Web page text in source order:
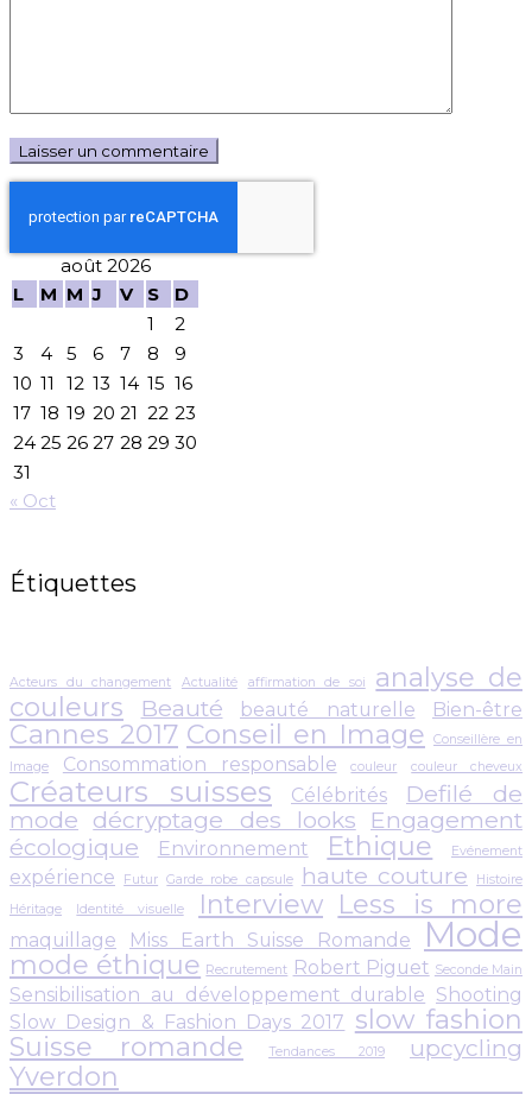
août 2026
L
M M J V S
D
1
2
3
4 5 6 7 8
9
10 11 12 13 14 15 16
17 18 19 20 21 22 23
24 25 26 27 28 29 30
31
« Oct
Étiquettes
Acteurs du changement Actualité affirmation de soi
analyse de
couleurs
Beauté beauté naturelle Bien-être
Cannes 2017 Conseil en Image
Conseillère en
Image
Consommation responsable couleur couleur cheveux
Créateurs suisses Célébrités
Defilé de
mode décryptage des looks
Engagement
écologique
Environnement Ethique Evénement
expérience Futur Garde robe capsule haute couture
Histoire
Héritage
Identité visuelle Interview Less is more
maquillage Miss Earth Suisse Romande Mode
mode éthique Recrutement Robert Piguet Seconde Main
Sensibilisation au développement durable Shooting
Slow Design & Fashion Days 2017 slow fashion
Suisse romande
Tendances 2019 upcycling
Yverdon